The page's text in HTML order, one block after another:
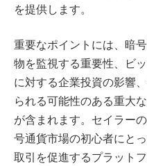
を提供します。
重要なポイントには、暗
物を監視する重要性、ビ
に対する企業投資の影響
られる可能性のある重大
が含まれます。セイラー
号通貨市場の初心者にと
取引を促進するプラット